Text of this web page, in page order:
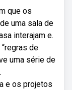
que os
uma sala de
interajam e.
de
uma série de
e os projetos